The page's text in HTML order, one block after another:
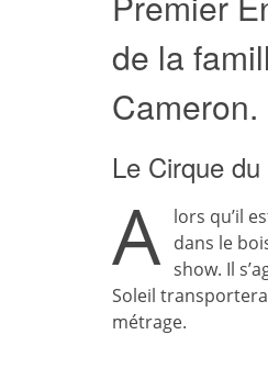
de la
Cameron.
Le Cirque
A lors qu’il
dans le
show. Il
Soleil
métrage.